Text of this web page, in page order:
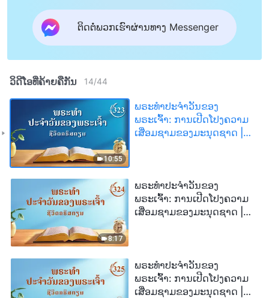
ຕິດຕໍ່ພວກເຮົາຜ່ານທາງ Messenger
ວິດີໂອທີ່ຄ້າຍຄືກັນ 14/44
10:55
ພຣະທຳປະຈຳວັນຂອງ
ພຣະເຈົ້າ: ການເປີດໂປງຄວາມ
ເສື່ອມຊາມຂອງມະນຸດຊາດ |
8:17
ພຣະທຳປະຈຳວັນຂອງ
ພຣະເຈົ້າ: ການເປີດໂປງຄວາມ
ເສື່ອມຊາມຂອງມະນຸດຊາດ |
ພຣະທຳປະຈຳວັນຂອງ
ພຣະເຈົ້າ: ການເປີດໂປງຄວາມ
ເສື່ອມຊາມຂອງມະນຸດຊາດ |